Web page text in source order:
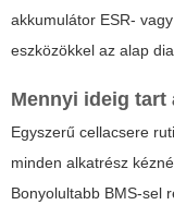
akkumulátor ESR-
eszközökkel az alap
Mennyi ideig tart
Egyszerű cellacsere
minden alkatrész
Bonyolultabb BMS-sel